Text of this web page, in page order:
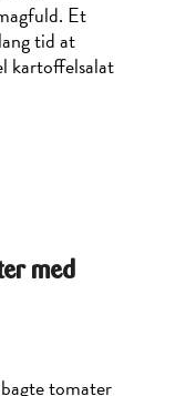
Et
tid at
kartoffelsalat
med
tomater